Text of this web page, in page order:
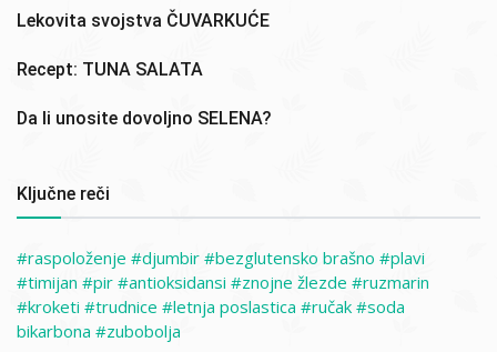
Lekovita svojstva ČUVARKUĆE
Recept: TUNA SALATA
Da li unosite dovoljno SELENA?
Ključne reči
raspoloženje djumbir bezglutensko brašno
plavi
timijan
pir antioksidansi znojne žlezde
ruzmarin
kroketi
trudnice letnja poslastica ručak
soda
bikarbona
zubobolja